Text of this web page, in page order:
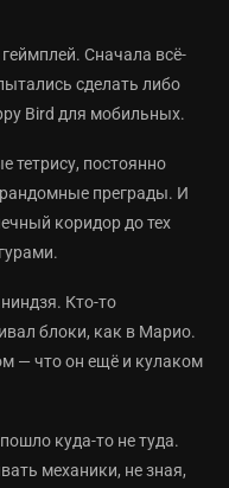
Сначала всё-
сделать либо
Bird для мобильных.
тетрису, постоянно
преграды. И
коридор до тех
Кто-то
блоки, как в Марио.
— что он ещё и кулаком
куда-то не туда.
механики, не зная,